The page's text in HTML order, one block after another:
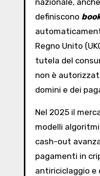
nazionale,
definiscono
Regno Unito
tutela del
non è
domini e dei
Nel 2025 il
modelli
cash-out
pagamenti in
antiriciclaggio e